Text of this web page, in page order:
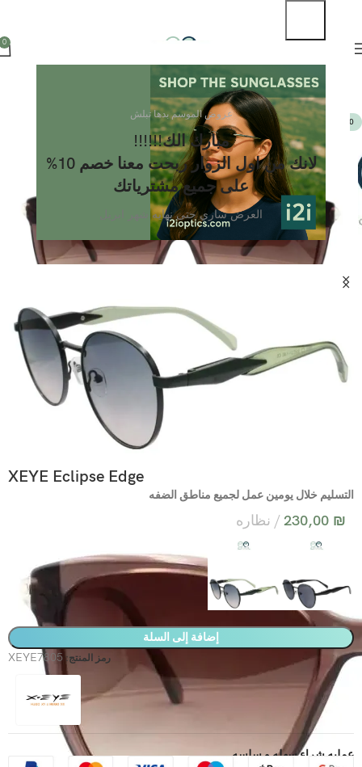
عروض الموسم بدها تبلش
مبارك الك!!!!!!
لانك من اول الزوار ربحت معنا خصم 10%
على جميع مشترياتك
العرض ساري حتى نهايه شهر ابريل
0
UV400
XEYE Eclipse Edge
التسليم خلال يومين عمل لجميع مناطق الضفه
230,00 ₪ نظاره
إضافة إلى السلة
رمز المنتج: XEYE7805
عمليه شراء سهله و سلسه